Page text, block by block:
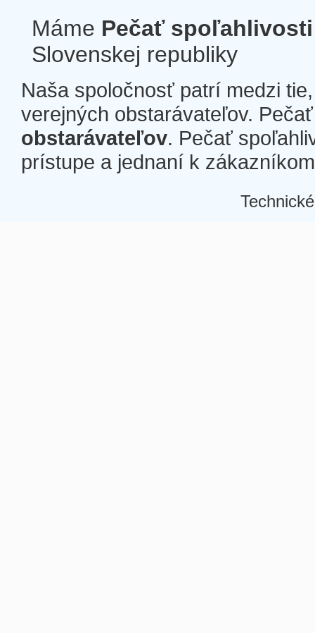
Máme Pečať spoľahlivosti
Slovenskej republiky
Naša spoločnosť patrí medzi
verejných obstarávateľov.
obstarávateľov. Pečať
prístupe a jednaní k